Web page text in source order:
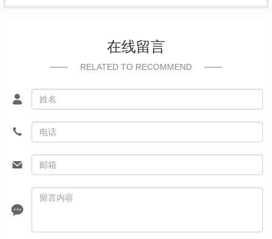
在线留言
RELATED TO RECOMMEND